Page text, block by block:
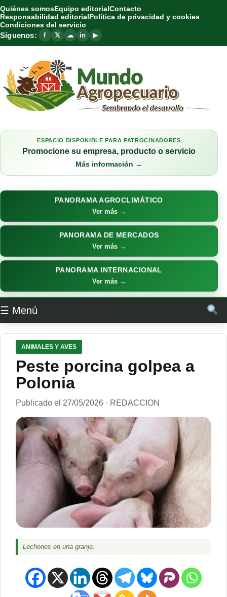
Quiénes somosEquipo editorialContacto
Responsabilidad editorialPolítica de privacidad y cookies
Condiciones del servicio
Síguenos: f 𝕏 ☁ in ▶
ESPACIO DISPONIBLE PARA PATROCINADORES
Promocione su empresa, producto o servicio
Más información →
PANORAMA AGROCLIMÁTICO
Ver más →
PANORAMA DE MERCADOS
Ver más →
PANORAMA INTERNACIONAL
Ver más →
☰ Menú
ANIMALES Y AVES
Peste porcina golpea a
Polonia
Publicado el 27/05/2026 · REDACCION
Lechones en una granja.